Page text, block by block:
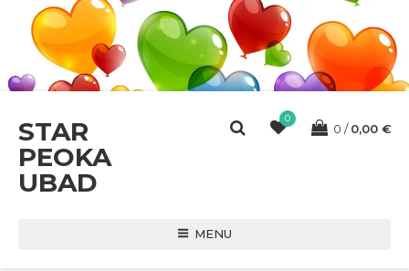
STAR
PEOKA
UBAD
0
0 0,00 €
MENU